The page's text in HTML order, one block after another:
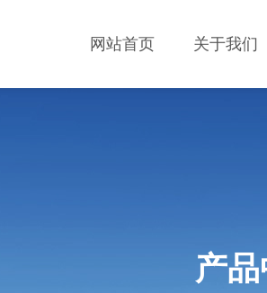
网站首页 关于我们
产